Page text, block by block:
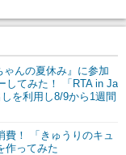
ゃんの夏休み』に参加
してみた！ 「RTA in Ja
を利用し8/9から1週間
！ 「きゅうりのキュ
作ってみた